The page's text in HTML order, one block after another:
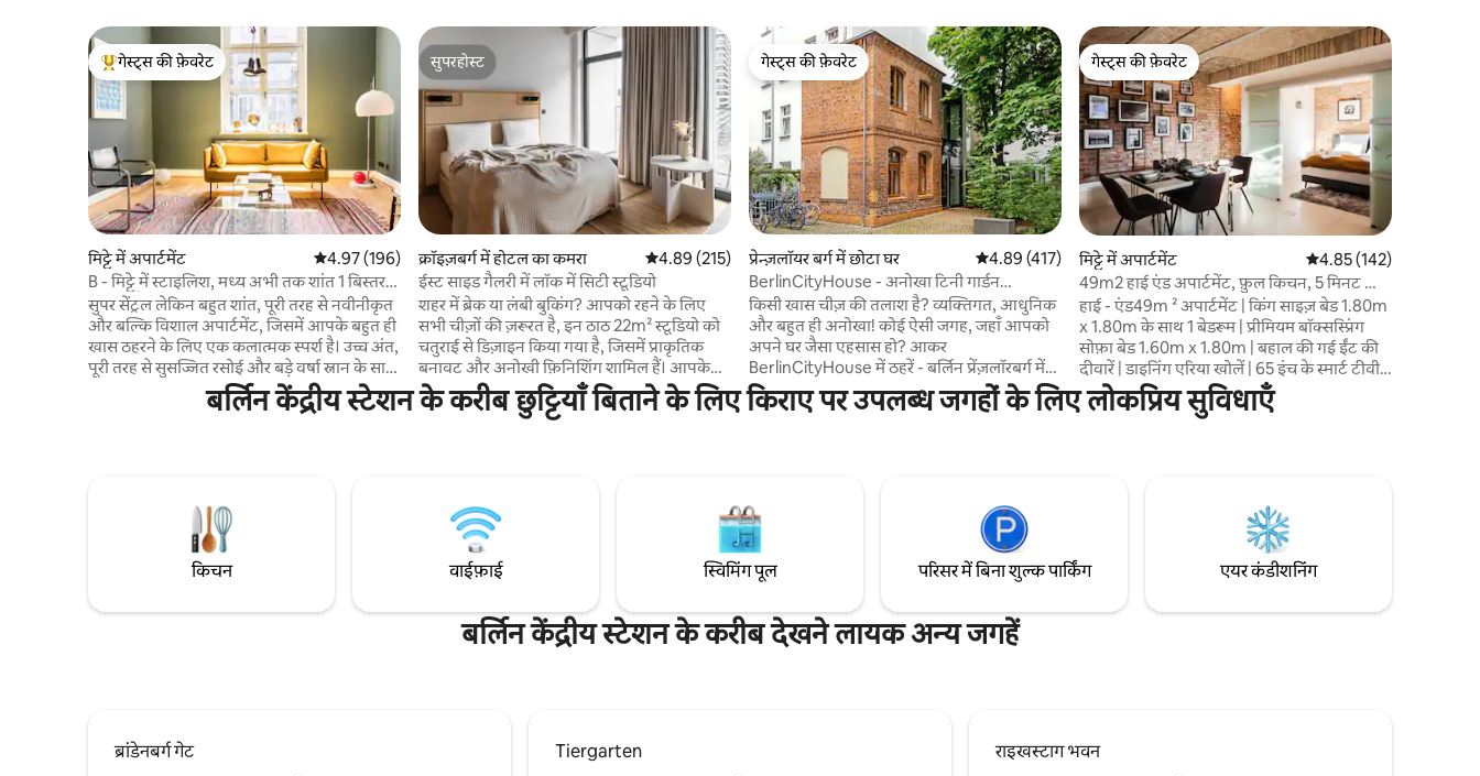
गेस्ट्स का टॉप फ़ेवरेट
गेस्ट्स की फ़ेवरेट
मिट्टे में अपार्टमेंट औसत रेटिंग 5 में से 4.97, 196 समीक्षाएँ
4.97 (196)
B - मिट्टे में स्टाइलिश, मध्य अभी तक शांत 1 बिस्तर
वाला फ़्लैट
सुपर सेंट्रल लेकिन बहुत शांत, पूरी तरह से नवीनीकृत
और बल्कि विशाल अपार्टमेंट, जिसमें आपके बहुत ही
खास ठहरने के लिए एक कलात्मक स्पर्श है। उच्च अंत,
पूरी तरह से सुसज्जित रसोई और बड़े वर्षा स्नान के साथ
बाथरूम। दक्षिण - पश्चिम मुखी बालकनी। बर्लिन में
एक दिन बाहर रहने के बाद आपकी आखिरी वसूली के
पत्थर की दूरी पर है। लिफ्ट के साथ पहली मंजिल।
सुपरहोस्ट
सुपरहोस्ट
क्रॉइज़बर्ग में होटल का कमरा औसत रेटिंग 5 में से 4.89, 215 समीक्षाएँ
4.89 (215)
ईस्ट साइड गैलरी में लॉक में सिटी स्टूडियो
शहर में ब्रेक या लंबी बुकिंग? आपको रहने के लिए
सभी चीज़ों की ज़रूरत है, इन ठाठ 22m² स्टूडियो को
चतुराई से डिज़ाइन किया गया है, जिसमें प्राकृतिक
बनावट और अनोखी फ़िनिशिंग शामिल हैं। आपके
पास एक आरामदायक 150 सेमी x 200 सेमी यूके
किंग - साइज़ बेड, काम करने के लिए एक डेस्क,
मौजूद अपार्टमेंट वह अपार्टमेंट न हो, जिसमें आप
ठहरते हैं।
गेस्ट्स की फ़ेवरेट
गेस्ट्स की फ़ेवरेट
प्रेन्ज़लॉयर बर्ग में छोटा घर औसत रेटिंग 5 में से 4.89, 417 समीक्षाएँ
4.89 (417)
BerlinCityHouse - अनोखा टिनी गार्डन
टाउनहाउस
किसी खास चीज़ की तलाश है? व्यक्तिगत, आधुनिक
और बहुत ही अनोखा! कोई ऐसी जगह, जहाँ आपको
अपने घर जैसा एहसास हो? आकर
BerlinCityHouse में ठहरें - बर्लिन प्रेंज़लॉरबर्ग में
आपका निजी छोटा-सा गार्डन टाउनहाउस। 1930 के
दशक की एक ऐतिहासिक इमारत। कई मुफ़्त
उम्मीद है कि आप सभी से जल्द ही
BerlinCityHouse में मुलाकात होगी!
#berlincityhouse
गेस्ट्स की फ़ेवरेट
गेस्ट्स की फ़ेवरेट
मिट्टे में अपार्टमेंट औसत रेटिंग 5 में से 4.85,
4.85 (142)
49m2 हाई एंड अपार्टमेंट, फ़ुल किचन, 5 मिनट का
मेन स्टेशन
हाई - एंड49m ² अपार्टमेंट | किंग साइज़ बेड 1.80m
x 1.80m के साथ 1 बेडरूम | प्रीमियम बॉक्सस्प्रिंग
सोफ़ा बेड 1.60m x 1.80m | बहाल की गई ईंट की
दीवारें | डाइनिंग एरिया खोलें | 65 इंच के स्मार्ट टीवी
और नेटफ़्लिक्स के साथ विशाल लिविंग एरिया | वॉक
- इन शावर, रेनफ़ॉल शावरहेड और हैंडहेल्ड शावर के
बर्लिन केंद्रीय स्टेशन के करीब छुट्टियाँ बिताने के लिए किराए पर उपलब्ध जगहों के लिए लोकप्रिय सुविधाएँ
किचन वाईफ़ाई स्विमिंग पूल परिसर में बिना शुल्क पार्किंग एयर कंडीशनिंग
बर्लिन केंद्रीय स्टेशन के करीब देखने लायक अन्य जगहें
ब्रांडेनबर्ग गेट
Tiergarten
राइखस्टाग भवन